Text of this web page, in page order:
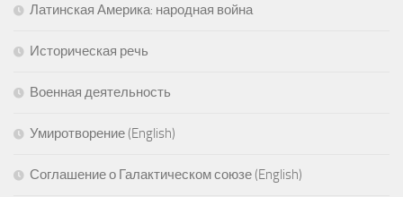
Латинская Америка: народная война
Историческая речь
Военная деятельность
Умиротворение (English)
Соглашение о Галактическом союзе (English)